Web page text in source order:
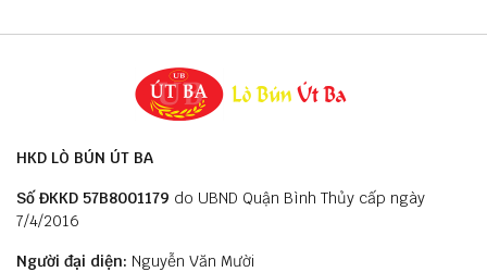
HKD LÒ BÚN ÚT BA
Số ĐKKD 57B8001179 do UBND Quận Bình Thủy cấp ngày
7/4/2016
Người đại diện: Nguyễn Văn Mười